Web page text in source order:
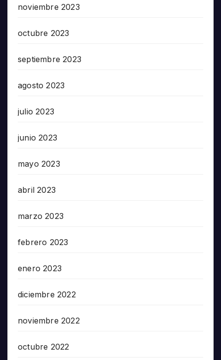
noviembre 2023
octubre 2023
septiembre 2023
agosto 2023
julio 2023
junio 2023
mayo 2023
abril 2023
marzo 2023
febrero 2023
enero 2023
diciembre 2022
noviembre 2022
octubre 2022